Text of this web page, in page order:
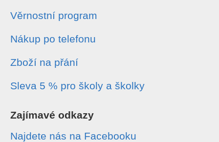
Věrnostní program
Nákup po telefonu
Zboží na přání
Sleva 5 % pro školy a školky
Zajímavé odkazy
Najdete nás na Facebooku